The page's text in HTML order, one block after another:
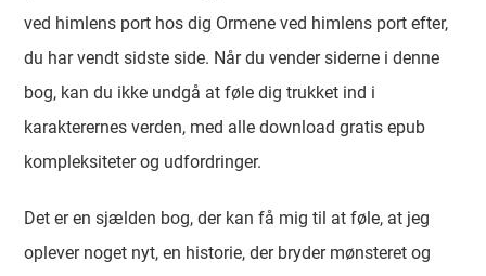
ved himlens port hos dig Ormene ved himlens port efter,
du har vendt sidste side. Når du vender siderne i denne
bog, kan du ikke undgå at føle dig trukket ind i
karakterernes verden, med alle download gratis epub
kompleksiteter og udfordringer.
Det er en sjælden bog, der kan få mig til at føle, at jeg
oplever noget nyt, en historie, der bryder mønsteret og